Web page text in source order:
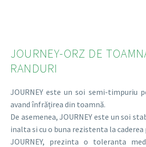
JOURNEY-ORZ DE
RANDURI
JOURNEY este un soi semi-timpuriu
avand înfrățirea din toamnă.
De asemenea, JOURNEY este un soi
inalta si cu o buna rezistenta la
JOURNEY, prezinta o toleranta